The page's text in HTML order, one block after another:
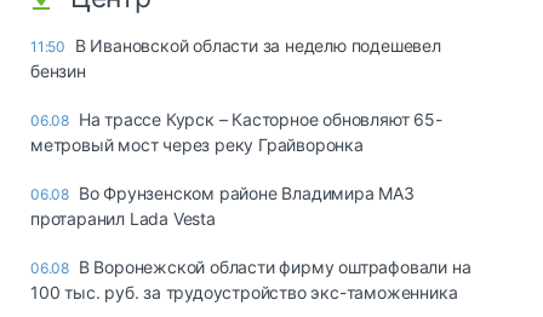
11:50
В Ивановской области за неделю подешевел
бензин
06.08 На трассе Курск – Касторное обновляют 65-
метровый мост через реку Грайворонка
06.08 Во Фрунзенском районе Владимира МАЗ
протаранил Lada Vesta
06.08 В Воронежской области фирму оштрафовали на
100 тыс. руб. за трудоустройство экс-таможенника